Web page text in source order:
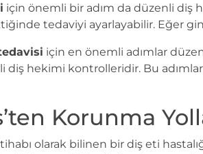
için önemli bir adım da düzenli diş
tedaviyi ayarlayabilir. Eğer
için en önemli adımlar
hekimi kontrolleridir. Bu
Korunma
olarak bilinen bir diş eti